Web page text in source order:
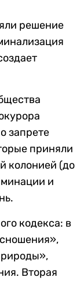
решение
запрете
приняли
колонией (до
и
кодекса: в
Вторая